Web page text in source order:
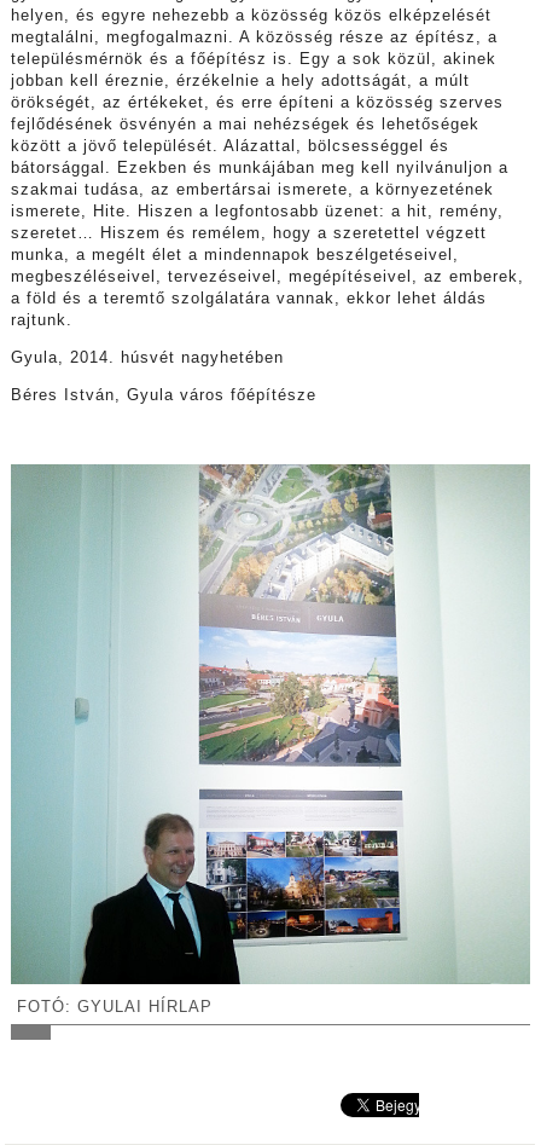
helyen, és egyre nehezebb a közösség közös elképzelését
megtalálni, megfogalmazni. A közösség része az építész, a
településmérnök és a főépítész is. Egy a sok közül, akinek
jobban kell éreznie, érzékelnie a hely adottságát, a múlt
örökségét, az értékeket, és erre építeni a közösség szerves
fejlődésének ösvényén a mai nehézségek és lehetőségek
között a jövő települését. Alázattal, bölcsességgel és
bátorsággal. Ezekben és munkájában meg kell nyilvánuljon a
szakmai tudása, az embertársai ismerete, a környezetének
ismerete, Hite. Hiszen a legfontosabb üzenet: a hit, remény,
szeretet… Hiszem és remélem, hogy a szeretettel végzett
munka, a megélt élet a mindennapok beszélgetéseivel,
megbeszéléseivel, tervezéseivel, megépítéseivel, az emberek,
a föld és a teremtő szolgálatára vannak, ekkor lehet áldás
rajtunk.
Gyula, 2014. húsvét nagyhetében
Béres István, Gyula város főépítésze
FOTÓ: GYULAI HÍRLAP